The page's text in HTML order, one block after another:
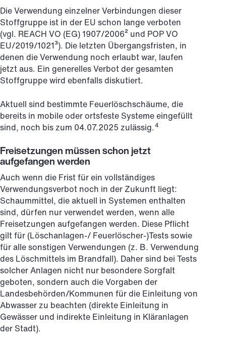
Die Verwendung einzelner Verbindungen dieser
Stoffgruppe ist in der EU schon lange verboten
(vgl. REACH VO (EG) 1907/2006² und POP VO
EU/2019/1021³). Die letzten Übergangsfristen, in
denen die Verwendung noch erlaubt war, laufen
jetzt aus. Ein generelles Verbot der gesamten
Stoffgruppe wird ebenfalls diskutiert.
Aktuell sind bestimmte Feuerlöschschäume, die
bereits in mobile oder ortsfeste Systeme eingefüllt
sind, noch bis zum 04.07.2025 zulässig.4
Freisetzungen müssen schon jetzt
aufgefangen werden
Auch wenn die Frist für ein vollständiges
Verwendungsverbot noch in der Zukunft liegt:
Schaummittel, die aktuell in Systemen enthalten
sind, dürfen nur verwendet werden, wenn alle
Freisetzungen aufgefangen werden. Diese Pflicht
gilt für (Löschanlagen-/ Feuerlöscher-)Tests sowie
für alle sonstigen Verwendungen (z. B. Verwendung
des Löschmittels im Brandfall). Daher sind bei Tests
solcher Anlagen nicht nur besondere Sorgfalt
geboten, sondern auch die Vorgaben der
Landesbehörden/Kommunen für die Einleitung von
Abwasser zu beachten (direkte Einleitung in
Gewässer und indirekte Einleitung in Kläranlagen
der Stadt).